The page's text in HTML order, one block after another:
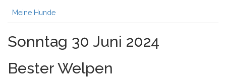
Meine Hunde
Sonntag 30 Juni 2024
Bester Welpen